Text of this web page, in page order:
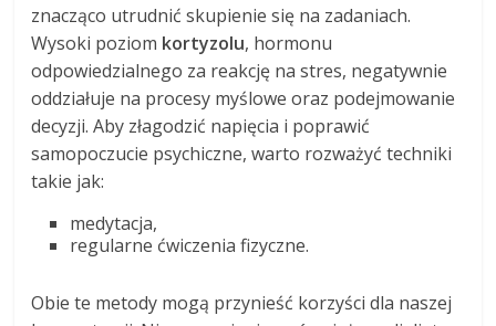
znacząco utrudnić skupienie się na zadaniach.
Wysoki poziom kortyzolu, hormonu
odpowiedzialnego za reakcję na stres, negatywnie
oddziałuje na procesy myślowe oraz podejmowanie
decyzji. Aby złagodzić napięcia i poprawić
samopoczucie psychiczne, warto rozważyć techniki
takie jak:
medytacja,
regularne ćwiczenia fizyczne.
Obie te metody mogą przynieść korzyści dla naszej